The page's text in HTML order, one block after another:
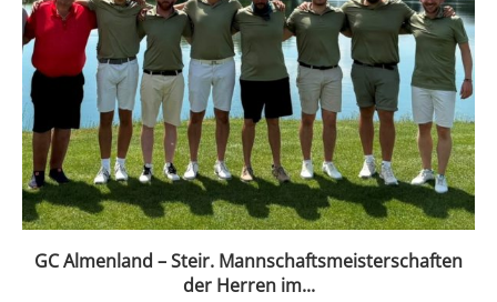
GC Almenland – Steir. Mannschaftsmeisterschaften
der Herren im...